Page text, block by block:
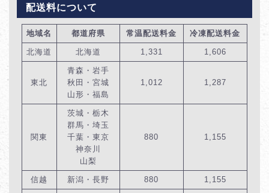
配送料について
地域名 都道府県 常温配送料金 冷凍配送料金
北海道 北海道 1,331 1,606
東北
青森・岩手
秋田・宮城
山形・福島
1,012 1,287
関東
茨城・栃木
群馬・埼玉
千葉・東京
神奈川
山梨
880 1,155
信越 新潟・長野 880 1,155